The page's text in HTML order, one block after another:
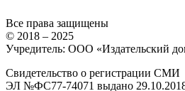
Все права защищены
© 2018 – 2025
Учредитель: ООО «Издательский
Свидетельство о регистрации СМИ
ЭЛ №ФС77-74071 выдано